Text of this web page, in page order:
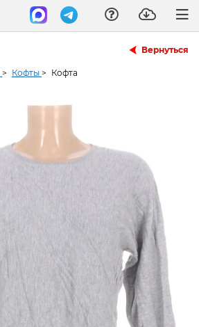
Вернуться
> Кофты > Кофта